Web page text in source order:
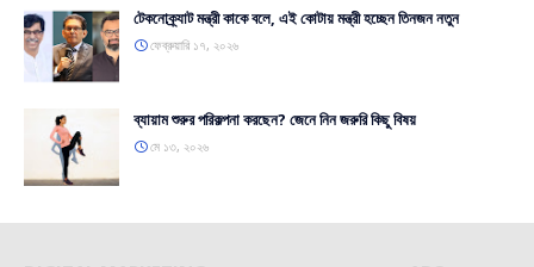
টেকনোক্র্যাট মন্ত্রী কাকে বলে, এই কোটায় মন্ত্রী হচ্ছেন তিনজন নতুন
ফেব্রুয়ারি ১৭, ২০২৬
ব্যায়াম শুরুর পরিকল্পনা করছেন? জেনে নিন জরুরি কিছু বিষয়
মে ১৩, ২০২৬